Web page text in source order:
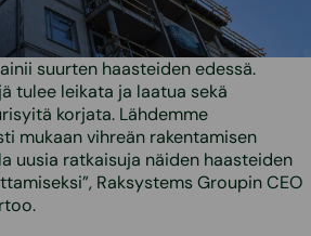
suurten haasteiden edessä.
tulee leikata ja laatua sekä
korjata. Lähdemme
mukaan vihreän rakentamisen
uusia ratkaisuja näiden haasteiden
Raksystems Groupin CEO